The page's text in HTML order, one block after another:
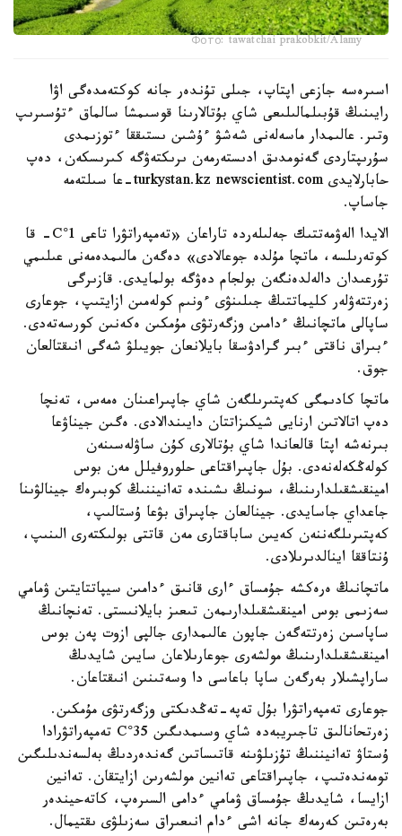
Фото: tawatchai prakobkit/Alamy
اسىرەسە جازعى اپتاپ، جىلى تۇندەر جانە كوكتەمدەگى اۋا
رايىنىڭ قۇبىلمالىلىعى شاي بۇتالارىنا قوسىمشا سالماق ءتۇسىرىپ
وتىر. عالىمدار ماسەلەنى شەشۋ ءۇشىن ىستىققا ءتوزىمدى
سۇرىپتاردى گەنومدىق ادىستەرمەن ىرىكتەۋگە كىرىسكەن، دەپ
حابارلايدى turkystan.kz newscientist.com-عا سىلتەمە
جاساپ.
الايدا الەۋمەتتىك جەلىلەردە تاراعان «تەمپەراتۋرا تاعى 1°C- قا
كوتەرىلسە، ماتچا مۇلدە جوعالادى» دەگەن مالىمدەمەنى عىلىمي
تۇرعىدان دالەلدەنگەن بولجام دەۋگە بولمايدى. قازىرگى
زەرتتەۋلەر كليماتتىڭ جىلىنۋى ءونىم كولەمىن ازايتىپ، جوعارى
ساپالى ماتچانىڭ ءدامىن وزگەرتۋى مۇمكىن ەكەنىن كورسەتەدى.
ءبىراق ناقتى ءبىر گرادۋسقا بايلانعان جويىلۋ شەگى انىقتالعان
جوق.
ماتچا كادىمگى كەپتىرىلگەن شاي جاپىراعىنان ەمەس، تەنچا
دەپ اتالاتىن ارنايى شيكىزاتتان دايىندالادى. ەگىن جيناۋعا
بىرنەشە اپتا قالعاندا شاي بۇتالارى كۇن ساۋلەسىنەن
كولەڭكەلەنەدى. بۇل جاپىراقتاعى حلوروفيلل مەن بوس
امينقىشقىلدارىنىڭ، سونىڭ ىشىندە تەانيننىڭ كوبىرەك جينالۋىنا
جاعداي جاسايدى. جينالعان جاپىراق بۋعا ۇستالىپ،
كەپتىرىلگەننەن كەيىن ساباقتارى مەن قاتتى بولىكتەرى الىنىپ،
ۇنتاققا اينالدىرىلادى.
ماتچانىڭ ەرەكشە جۇمساق ءارى قانىق ءدامىن سيپاتتايتىن ۋمامي
سەزىمى بوس امينقىشقىلدارىمەن تىعىز بايلانىستى. تەنچانىڭ
ساپاسىن زەرتتەگەن جاپون عالىمدارى جالپى ازوت پەن بوس
امينقىشقىلدارىنىڭ مولشەرى جوعارىلاعان سايىن شايدىڭ
ساراپشىلار بەرگەن ساپا باعاسى دا وسەتىنىن انىقتاعان.
جوعارى تەمپەراتۋرا بۇل تەپە-تەڭدىكتى وزگەرتۋى مۇمكىن.
زەرتحانالىق تاجىريبەدە شاي وسىمدىگىن 35°C تەمپەراتۋرادا
ۇستاۋ تەانيننىڭ تۇزىلۋىنە قاتىساتىن گەندەردىڭ بەلسەندىلىگىن
تومەندەتىپ، جاپىراقتاعى تەانين مولشەرىن ازايتقان. تەانين
ازايسا، شايدىڭ جۇمساق ۋمامي ءدامى السىرەپ، كاتەحيندەر
بەرەتىن كەرمەك جانە اشى ءدام انىعىراق سەزىلۋى ىقتيمال.